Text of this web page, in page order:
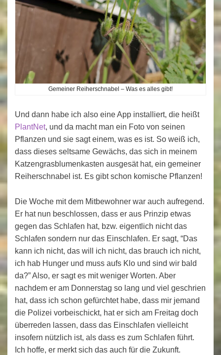
Gemeiner Reiherschnabel – Was es alles gibt!
Und dann habe ich also eine App installiert, die heißt
PlantNet, und da macht man ein Foto von seinen
Pflanzen und sie sagt einem, was es ist. So weiß ich,
dass dieses seltsame Gewächs, das sich in meinem
Katzengrasblumenkasten ausgesät hat, ein gemeiner
Reiherschnabel ist. Es gibt schon komische Pflanzen!
Die Woche mit dem Mitbewohner war auch aufregend.
Er hat nun beschlossen, dass er aus Prinzip etwas
gegen das Schlafen hat, bzw. eigentlich nicht das
Schlafen sondern nur das Einschlafen. Er sagt, “Das
kann ich nicht, das will ich nicht, das brauch ich nicht,
ich hab Hunger und muss aufs Klo und sind wir bald
da?” Also, er sagt es mit weniger Worten. Aber
nachdem er am Donnerstag so lang und viel geschrien
hat, dass ich schon gefürchtet habe, dass mir jemand
die Polizei vorbeischickt, hat er sich am Freitag doch
überreden lassen, dass das Einschlafen vielleicht
insofern nützlich ist, als dass es zum Schlafen führt.
Ich hoffe, er merkt sich das auch für die Zukunft.